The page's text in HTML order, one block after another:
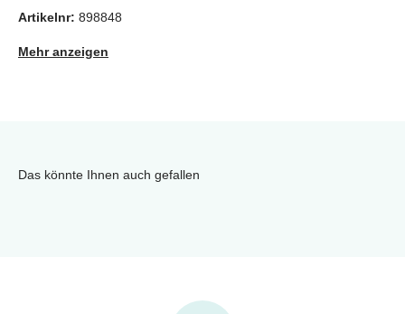
Artikelnr: 898848
Mehr anzeigen
Das könnte Ihnen auch gefallen